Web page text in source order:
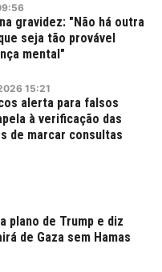
gravidez: "Não há outra
seja tão provável
mental"
15:21
alerta para falsos
à verificação das
de marcar consultas
plano de Trump e diz
de Gaza sem Hamas